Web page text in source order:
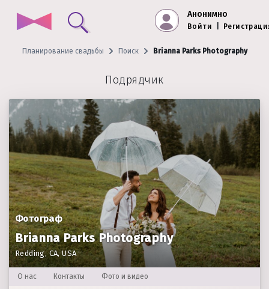
Анонимно
Войти
Планирование свадьбы Поиск Brianna Parks Photography
Подрядчик
Фотограф
Brianna Parks Photography
Redding, CA, USA
О нас Контакты Фото и видео